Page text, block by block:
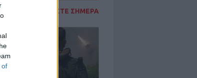
of
ΔΙΑΒΑΣΤΕ ΣΗΜΕΡΑ